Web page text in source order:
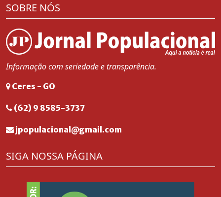
SOBRE NÓS
Informação com seriedade e transparência.
Ceres - GO
(62) 9 8585-3737
jpopulacional@gmail.com
SIGA NOSSA PÁGINA